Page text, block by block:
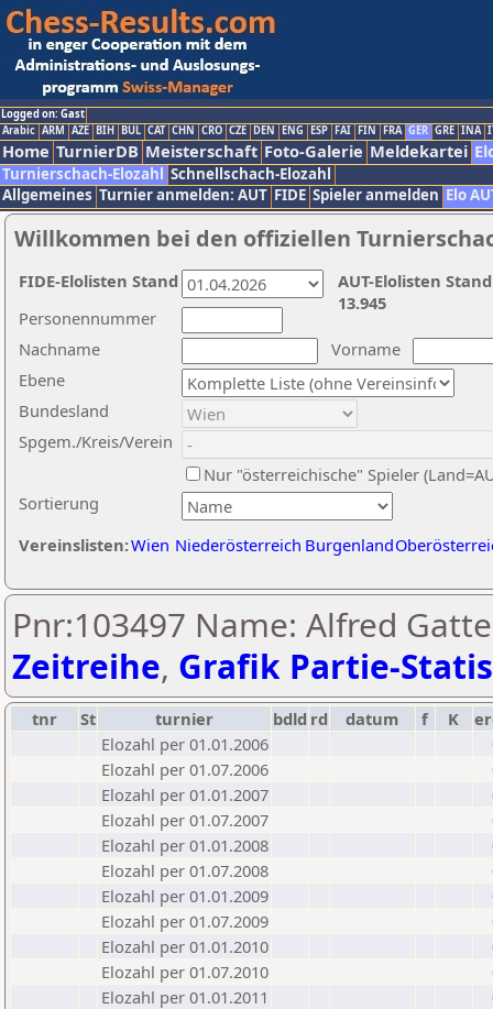
Logged on: Gast
Arabic ARM AZE BIH BUL CAT CHN CRO CZE DEN ENG ESP FAI FIN FRA GER GRE INA
Home TurnierDB Meisterschaft Foto-Galerie Meldekartei
Turnierschach-Elozahl Schnellschach-Elozahl
Allgemeines Turnier anmelden: AUT FIDE Spieler anmelden Elo
Willkommen bei den offiziellen
Nachname
Vorname
Ebene
Sortierung
Personennummer
Bundesland
Spgem./Kreis/Verein
Nur "österreichische" Spieler
Vereinslisten:Wien Niederösterreich Burgenland
AUT-Elolisten
13.945
FIDE-Elolisten Stand
Pnr:103497 Name: Alfred
Zeitreihe, Grafik Partie-
tnr St turnier bdld rd datum f K
Elozahl per 01.01.2006
Elozahl per 01.07.2006
Elozahl per 01.01.2007
Elozahl per 01.07.2007
Elozahl per 01.01.2008
Elozahl per 01.07.2008
Elozahl per 01.01.2009
Elozahl per 01.07.2009
Elozahl per 01.01.2010
Elozahl per 01.07.2010
Elozahl per 01.01.2011